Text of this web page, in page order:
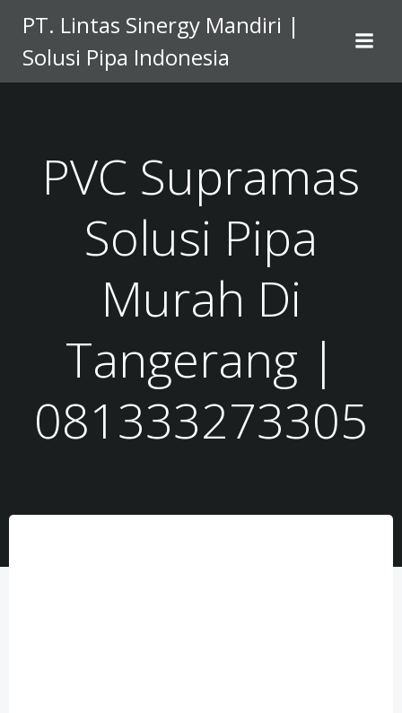
to
content
PT. Lintas Sinergy Mandiri |
Solusi Pipa Indonesia
PVC Supramas
Solusi Pipa
Murah Di
Tangerang |
081333273305